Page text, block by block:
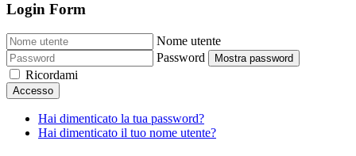
Login Form
Nome utente
Password
Mostra password
Ricordami
Accesso
Hai dimenticato la tua password?
Hai dimenticato il tuo nome utente?